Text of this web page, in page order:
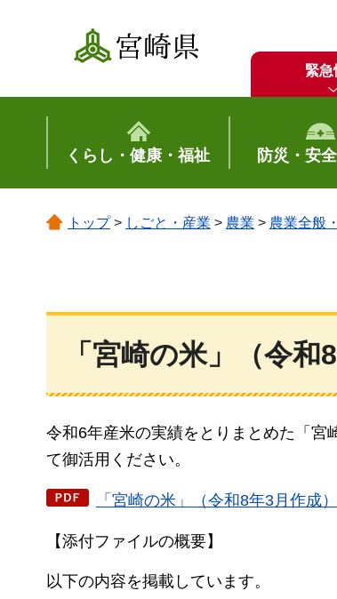
宮崎県
緊急
くらし・健康・福祉 防災・安
トップ> しごと・産業 > 農業 > 農業全般
「宮崎の米」（令和
令和6年産米の実績をとりまとめた「宮
て御活用ください。
「宮崎の米」（令和8年3月作成
【添付ファイルの概要】
以下の内容を掲載しています。